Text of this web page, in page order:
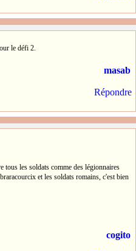
le défi 2.
masab
Répondre
les soldats comme des légionnaires
et les soldats romains, c'est bien
cogito